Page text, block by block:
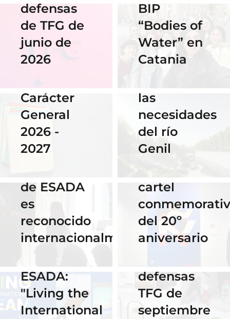
defensas
de TFG de
junio de
2026
BIP
“Bodies of
Water” en
Catania
14 Abril 2026
Carácter
General
2026 -
2027
06 Abril 2026
Cauce: El
diseño que
las
necesidades
del río
Genil
28 Noviembre
2025
de ESADA
es
reconocido
internacionalmente
18 Noviembre
2025
Nuestra
alumna
gana el
concurso
del
Instituto
Cervantes
de Praga
cartel
del 20º
aniversario
02 Octubre 2025
Celebra los
#ErasmusDays
ESADA:
"Living the
International
16 Septiembre
2025
Horario y
acceso al
streaming
de las
defensas
TFG de
septiembre